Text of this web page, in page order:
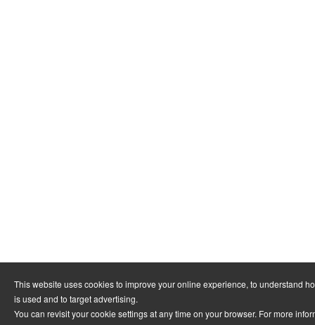
This website uses cookies to improve your online experience, to understand
is used and to target advertising.
You can revisit your cookie settings at any time on your browser. For more